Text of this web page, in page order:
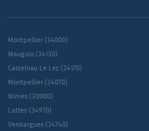
Montpellier (34000)
Mauguio (34130)
Castelnau Le Lez (34170)
Montpellier (34070)
Nimes (30000)
Lattes (34970)
Vendargues (34740)